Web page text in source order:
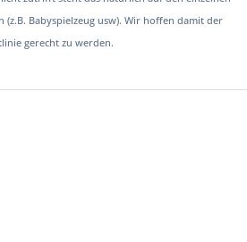
(z.B. Babyspielzeug usw). Wir hoffen damit der
gerecht zu werden.